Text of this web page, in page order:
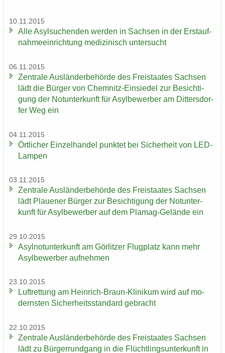
10.11.2015
Alle Asyl­su­chen­den wer­den in Sach­sen in der Erst­auf­
nah­me­ein­rich­tung me­di­zi­nisch un­ter­sucht
06.11.2015
Zen­tra­le Aus­län­der­be­hör­de des Frei­staa­tes Sach­sen
lädt die Bür­ger von Chemnitz-​Einsiedel zur Be­sich­ti­
gung der Not­un­ter­kunft für Asyl­be­wer­ber am Dit­ters­dor­
fer Weg ein
04.11.2015
Ört­li­cher Ein­zel­han­del punk­tet bei Si­cher­heit von LED-​
Lampen
03.11.2015
Zen­tra­le Aus­län­der­be­hör­de des Frei­staa­tes Sach­sen
lädt Plaue­ner Bür­ger zur Be­sich­ti­gung der Not­un­ter­
kunft für Asyl­be­wer­ber auf dem Plamag-​Gelände ein
29.10.2015
Asyl­not­un­ter­kunft am Gör­lit­zer Flug­platz kann mehr
Asyl­be­wer­ber auf­neh­men
23.10.2015
Luft­ret­tung am Heinrich-​Braun-Klinikum wird auf mo­
derns­ten Si­cher­heits­stan­dard ge­bracht
22.10.2015
Zen­tra­le Aus­län­der­be­hör­de des Frei­staa­tes Sach­sen
lädt zu Bür­ger­rund­gang in die Flücht­lings­un­ter­kunft in